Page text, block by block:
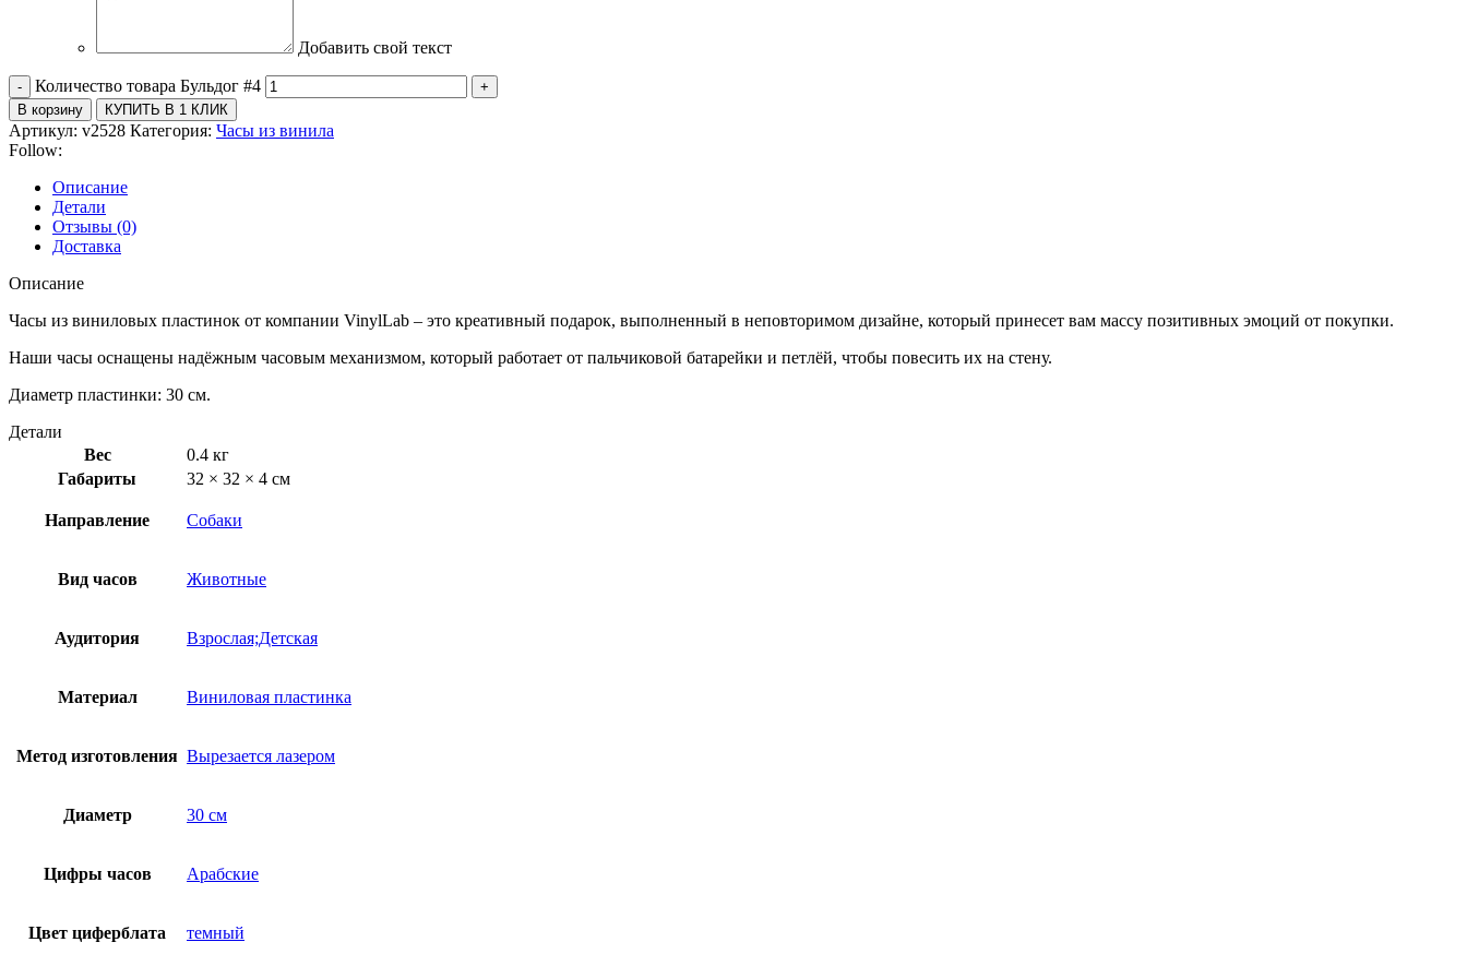
Добавить свой текст
Количество товара Бульдог #4
В корзину КУПИТЬ В 1 КЛИК
Артикул: v2528 Категория: Часы из винила
Follow:
Описание
Детали
Отзывы (0)
Доставка
Описание
Часы из виниловых пластинок от компании VinylLab – это креативный подарок, выполненный в неповторимом дизайне, который принесет вам массу позитивных эмоций от покупки.
Наши часы оснащены надёжным часовым механизмом, который работает от пальчиковой батарейки и петлёй, чтобы повесить их на стену.
Диаметр пластинки: 30 см.
Детали
Вес
0.4 кг
Габариты
32 × 32 × 4 см
Направление Собаки
Вид часов Животные
Аудитория Взрослая;Детская
Материал Виниловая пластинка
Метод изготовления Вырезается лазером
Диаметр 30 см
Цифры часов Арабские
Цвет циферблата темный